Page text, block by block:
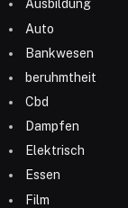
Ausbildung
Auto
Bankwesen
beruhmtheit
Cbd
Dampfen
Elektrisch
Essen
Film